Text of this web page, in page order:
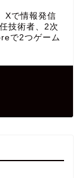
Xで情報発信
技術者、2次
で2つゲーム